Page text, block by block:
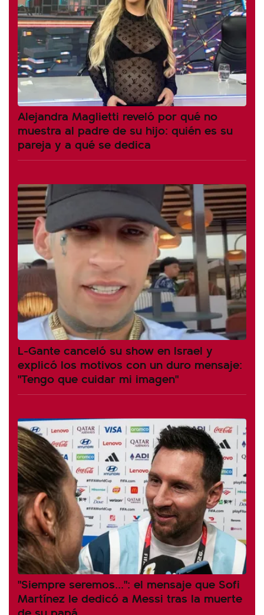
Alejandra Maglietti reveló por qué no
muestra al padre de su hijo: quién es su
pareja y a qué se dedica
L-Gante canceló su show en Israel y
explicó los motivos con un duro mensaje:
"Tengo que cuidar mi imagen"
"Siempre seremos...": el mensaje que Sofi
Martínez le dedicó a Messi tras la muerte